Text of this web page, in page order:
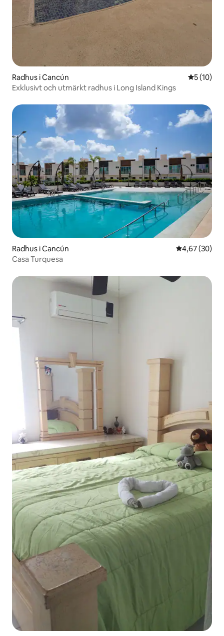
Radhus i Cancún 5 av 5 i
5 (10)
Exklusivt och utmärkt radhus i Long Island Kings
Radhus i Cancún 4,67 av 5 i
4,67 (30)
Casa Turquesa